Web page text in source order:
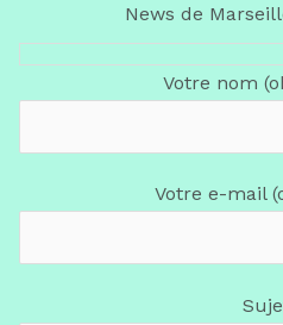
News de
Votre nom
Votre e-mail